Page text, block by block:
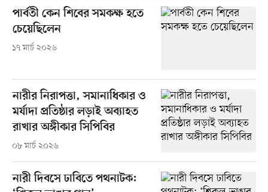
পার্বতী কেন শিবের সমকক্ষ হতে
চেয়েছিলেন
১৭ মার্চ ২০২৬
নারীর নিরাপত্তা, সমানাধিকার ও
মর্যাদা প্রতিষ্ঠার লড়াই অব্যাহত
রাখার অঙ্গীকার সিপিবির
০৮ মার্চ ২০২৬
নারী দিবসে ঢাবিতে পথনাটক: